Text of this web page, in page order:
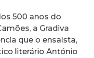
500 anos do
a Gradiva
que o ensaísta,
literário António